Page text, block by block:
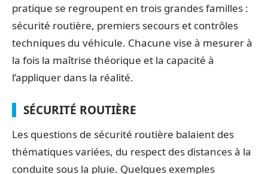
pratique se regroupent en trois grandes familles :
sécurité routière, premiers secours et contrôles
techniques du véhicule. Chacune vise à mesurer à
la fois la maîtrise théorique et la capacité à
l’appliquer dans la réalité.
SÉCURITÉ ROUTIÈRE
Les questions de sécurité routière balaient des
thématiques variées, du respect des distances à la
conduite sous la pluie. Quelques exemples